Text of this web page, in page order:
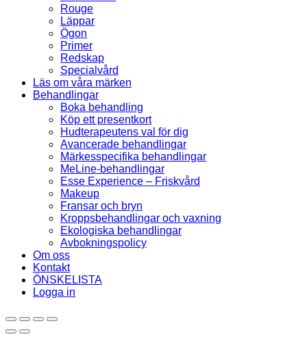
Rouge
Läppar
Ögon
Primer
Redskap
Specialvård
Läs om våra märken
Behandlingar
Boka behandling
Köp ett presentkort
Hudterapeutens val för dig
Avancerade behandlingar
Märkesspecifika behandlingar
MeLine-behandlingar
Esse Experience – Friskvård
Makeup
Fransar och bryn
Kroppsbehandlingar och vaxning
Ekologiska behandlingar
Avbokningspolicy
Om oss
Kontakt
ÖNSKELISTA
Logga in